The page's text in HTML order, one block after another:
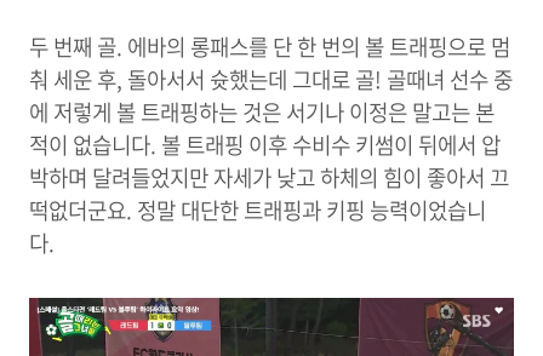
두 번째 골. 에바의 롱패스를 단 한 번의 볼 트래핑으로 멈
춰 세운 후, 돌아서서 슛했는데 그대로 골! 골때녀 선수 중
에 저렇게 볼 트래핑하는 것은 서기나 이정은 말고는 본
적이 없습니다. 볼 트래핑 이후 수비수 키썸이 뒤에서 압
박하며 달려들었지만 자세가 낮고 하체의 힘이 좋아서 끄
떡없더군요. 정말 대단한 트래핑과 키핑 능력이었습니
다.